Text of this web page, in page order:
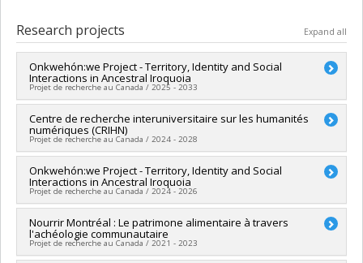
Cycle :Master's
Grade :M. Sc.
Lien vers le document dans Papyrus
Research projects Expand all
Onkwehón:we Project - Territory, Identity and Social
Interactions in Ancestral Iroquoia
Projet de recherche au Canada / 2025 - 2033
Lead researcher :Christian Gates St-Pierre
Co-researchers :Dominique Deslandres
Brad Loewen
Milot,Hendrik Van Gijseghem,Stéphane Guimont-Marceau ,
Jennifer Birch,Karine Taché,Catherine Desbarats
Luedtke,Alicia Hawkins,Bonnie Glencross,Daniel Ruck,
Gary Warrick,Guido Pezzarossi,Heather Pezzarossi
Parmenter, Karin Michelson
Mithun ,Megan Lukaniec ,Peter Timmins
Centre de recherche interuniversitaire sur les humanités
numériques (CRIHN)
Projet de recherche au Canada / 2024 - 2028
Lead researcher :Michael Sinatra
Co-researchers : André Gaudreault
Johanne Lamoureux
Joyce Boro,Lisa Y. Dillon,Dominic Forest,Audrey Laplante
Sabine Mas,Suzanne Paquet,Christian Raschle
Vitali-Rosati,Nadine Desrochers,Juliette De Maeyer,Marta
Onkwehón:we Project - Territory, Identity and Social
Interactions in Ancestral Iroquoia
Projet de recherche au Canada / 2024 - 2026
Lead researcher : Christian Gates St-Pierre
Co-researchers : Dominique Deslandres
Brad Loewen
Nourrir Montréal : Le patrimone alimentaire à travers
l'achéologie communautaire
Projet de recherche au Canada / 2021 - 2023